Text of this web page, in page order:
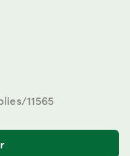
11565